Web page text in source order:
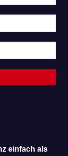
einfach als